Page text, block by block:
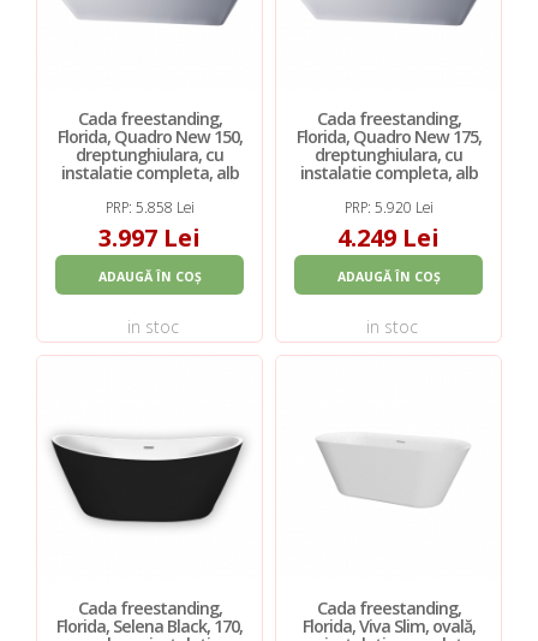
Cada freestanding,
Florida, Quadro New 150,
dreptunghiulara, cu
instalatie completa, alb
PRP: 5.858 Lei
3.997 Lei
ADAUGĂ ÎN COȘ
in stoc
Cada freestanding,
Florida, Quadro New 175,
dreptunghiulara, cu
instalatie completa, alb
PRP: 5.920 Lei
4.249 Lei
ADAUGĂ ÎN COȘ
in stoc
Cada freestanding,
Florida, Selena Black, 170,
Cada freestanding,
Florida, Viva Slim, ovală,